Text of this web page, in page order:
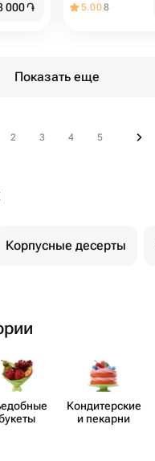
000֏ 5.008
Показать еще
2 3 4 5
Корпусные десерты
Кондит​ерские
и пекарни